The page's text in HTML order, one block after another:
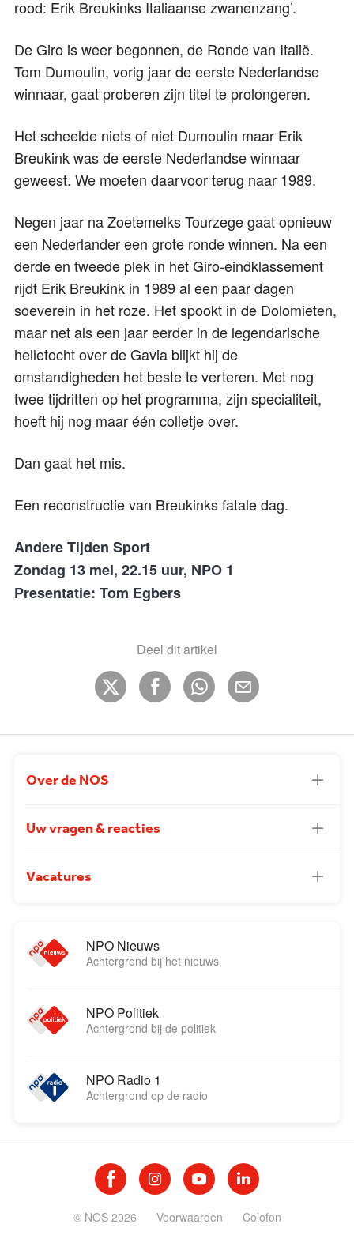
rood: Erik Breukinks Italiaanse zwanenzang’.
De Giro is weer begonnen, de Ronde van Italië.
Tom Dumoulin, vorig jaar de eerste Nederlandse
winnaar, gaat proberen zijn titel te prolongeren.
Het scheelde niets of niet Dumoulin maar Erik
Breukink was de eerste Nederlandse winnaar
geweest. We moeten daarvoor terug naar 1989.
Negen jaar na Zoetemelks Tourzege gaat opnieuw
een Nederlander een grote ronde winnen. Na een
derde en tweede plek in het Giro-eindklassement
rijdt Erik Breukink in 1989 al een paar dagen
soeverein in het roze. Het spookt in de Dolomieten,
maar net als een jaar eerder in de legendarische
helletocht over de Gavia blijkt hij de
omstandigheden het beste te verteren. Met nog
twee tijdritten op het programma, zijn specialiteit,
hoeft hij nog maar één colletje over.
Dan gaat het mis.
Een reconstructie van Breukinks fatale dag.
Andere Tijden Sport
Zondag 13 mei, 22.15 uur, NPO 1
Presentatie: Tom Egbers
Deel dit artikel
Over de NOS
Uw vragen & reacties
Vacatures
NPO Nieuws
Achtergrond bij het nieuws
NPO Politiek
Achtergrond bij de politiek
NPO Radio 1
Achtergrond op de radio
© NOS 2026 Voorwaarden Colofon